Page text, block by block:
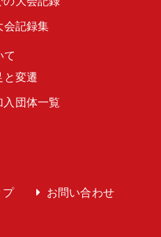
会記録集
て
と変遷
入団体一覧
プ お問い合わせ